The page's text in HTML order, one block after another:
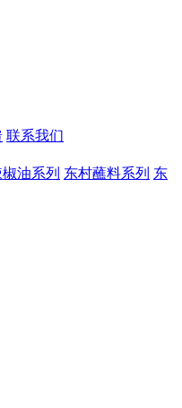
联系我们
油系列 东村蘸料系列 东